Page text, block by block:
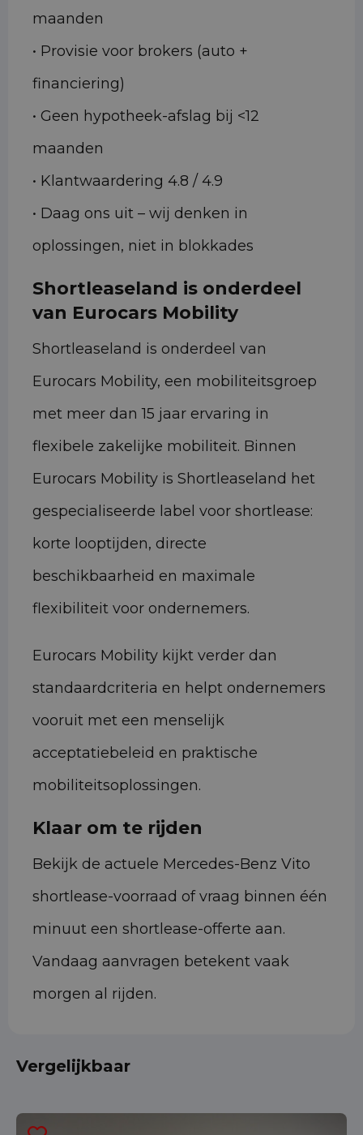
maanden
• Provisie voor brokers (auto +
financiering)
• Geen hypotheek-afslag bij <12
maanden
• Klantwaardering 4.8 / 4.9
• Daag ons uit – wij denken in
oplossingen, niet in blokkades
Shortleaseland is onderdeel
van Eurocars Mobility
Shortleaseland is onderdeel van
Eurocars Mobility, een mobiliteitsgroep
met meer dan 15 jaar ervaring in
flexibele zakelijke mobiliteit. Binnen
Eurocars Mobility is Shortleaseland het
gespecialiseerde label voor shortlease:
korte looptijden, directe
beschikbaarheid en maximale
flexibiliteit voor ondernemers.
Eurocars Mobility kijkt verder dan
standaardcriteria en helpt ondernemers
vooruit met een menselijk
acceptatiebeleid en praktische
mobiliteitsoplossingen.
Klaar om te rijden
Bekijk de actuele Mercedes-Benz Vito
shortlease-voorraad of vraag binnen één
minuut een shortlease-offerte aan.
Vandaag aanvragen betekent vaak
morgen al rijden.
Vergelijkbaar